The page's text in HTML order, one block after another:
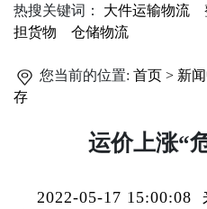
热搜关键词： 大件运输物流
担货物
仓储物流
您当前的位置: 首页 > 新
存
运价上涨“
2022-05-17 15:00:08